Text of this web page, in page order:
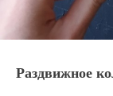
Раздвижное